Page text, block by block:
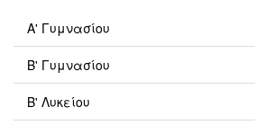
Α' Γυμνασίου
Β' Γυμνασίου
Β' Λυκείου